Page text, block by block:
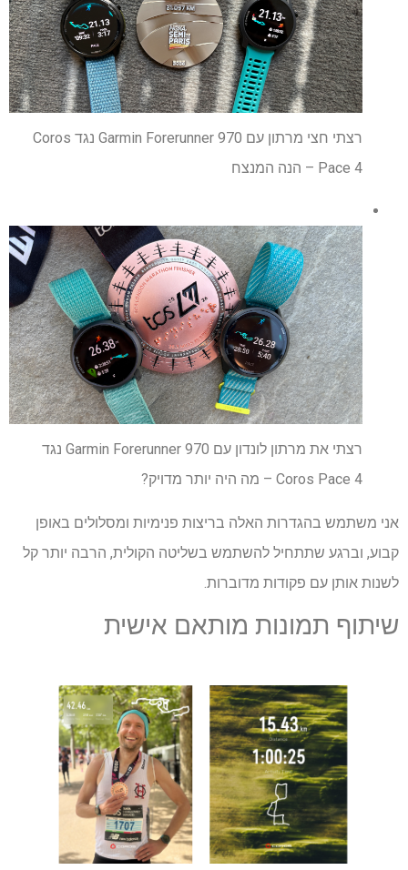
רצתי חצי מרתון עם Garmin Forerunner 970 נגד Coros
Pace 4 – הנה המנצח
רצתי את מרתון לונדון עם Garmin Forerunner 970 נגד
Coros Pace 4 – מה היה יותר מדויק?
אני משתמש בהגדרות האלה בריצות פנימיות ומסלולים באופן
קבוע, וברגע שתתחיל להשתמש בשליטה הקולית, הרבה יותר קל
לשנות אותן עם פקודות מדוברות.
שיתוף תמונות מותאם אישית